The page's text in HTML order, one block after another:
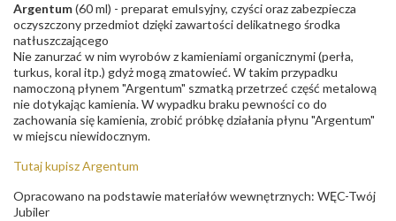
Argentum(60 ml) - preparat emulsyjny, czyści oraz zabezpiecza
oczyszczony przedmiot dzięki zawartości delikatnego środka
natłuszczającego
Nie zanurzać w nim wyrobów z kamieniami organicznymi (perła,
turkus, koral itp.) gdyż mogą zmatowieć. W takim przypadku
namoczoną płynem "Argentum" szmatką przetrzeć część metalową
nie dotykając kamienia. W wypadku braku pewności co do
zachowania się kamienia, zrobić próbkę działania płynu "Argentum"
w miejscu niewidocznym.
Tutaj kupisz Argentum
Opracowano na podstawie materiałów wewnętrznych: WĘC-Twój
Jubiler